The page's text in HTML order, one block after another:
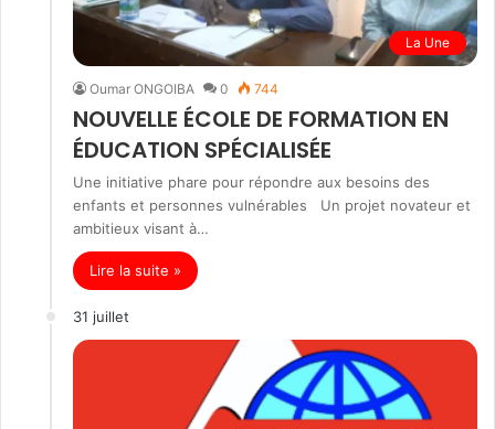
La Une
Oumar ONGOIBA 0 744
NOUVELLE ÉCOLE DE FORMATION EN
ÉDUCATION SPÉCIALISÉE
Une initiative phare pour répondre aux besoins des
enfants et personnes vulnérables Un projet novateur et
ambitieux visant à…
Lire la suite »
31 juillet